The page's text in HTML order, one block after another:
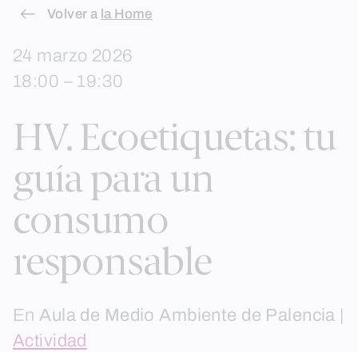
Skip
content
Volver a la Home
24 marzo 2026
18:00 – 19:30
HV. Ecoetiquetas: tu
guía para un
consumo
responsable
EnAula de Medio Ambiente de Palencia
Actividad